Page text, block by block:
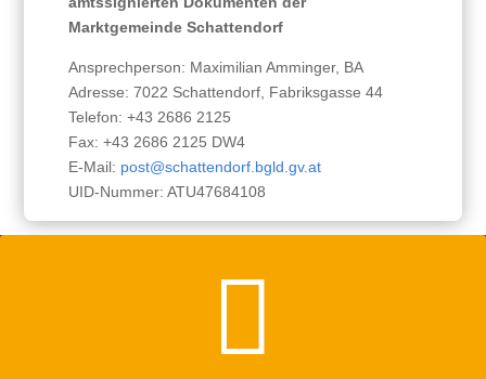
Marktgemeinde Schattendorf
Ansprechperson: Maximilian Amminger, BA
Adresse: 7022 Schattendorf, Fabriksgasse 44
Telefon: +43 2686 2125
Fax: +43 2686 2125 DW4
E-Mail: post@schattendorf.bgld.gv.at
UID-Nummer: ATU47684108
